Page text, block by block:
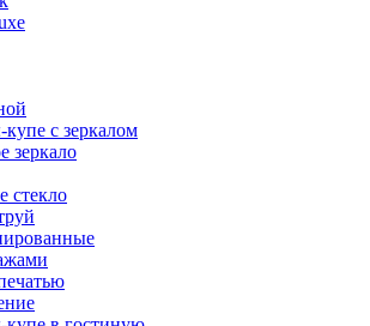
с зеркалом
зеркало
стекло